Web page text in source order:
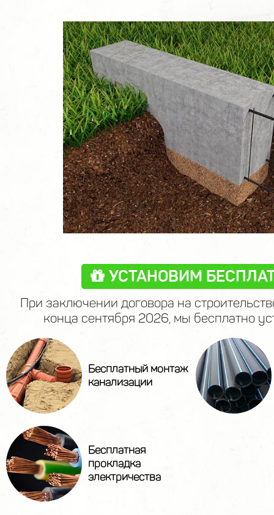
УСТАНОВИМ
При заключении договора на
конца сентября 2026, мы бесплатно
Бесплатный монтаж
канализации
Бесплатная
прокладка
электричества